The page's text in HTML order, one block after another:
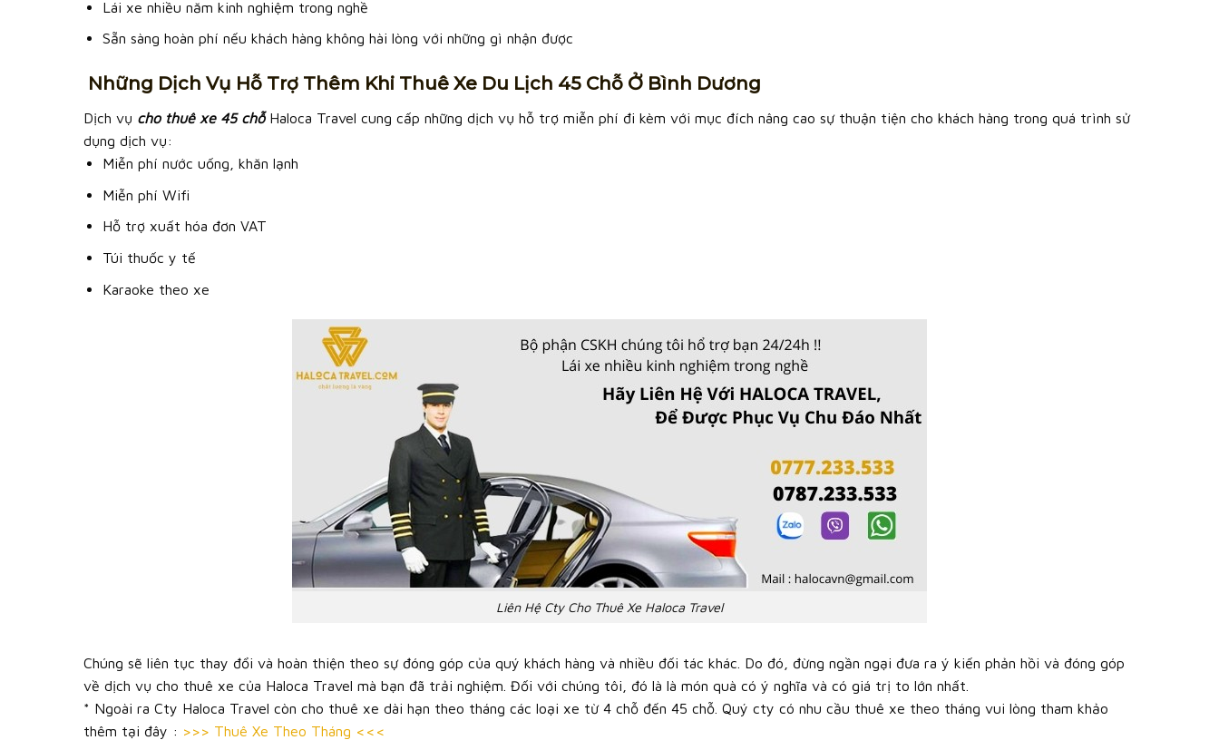
Lái xe nhiều năm kinh nghiệm trong nghề
Sẵn sàng hoàn phí nếu khách hàng không hài lòng với những gì nhận được
Những Dịch Vụ Hỗ Trợ Thêm Khi Thuê Xe Du Lịch 45 Chỗ Ở Bình Dương
Dịch vụ cho thuê xe 45 chỗHaloca Travel cung cấp những dịch vụ hỗ trợ miễn phí đi kèm với mục đích nâng cao sự thuận tiện cho khách hàng trong quá trình sử
dụng dịch vụ:
Miễn phí nước uống, khăn lạnh
Miễn phí Wifi
Hỗ trợ xuất hóa đơn VAT
Túi thuốc y tế
Karaoke theo xe
Liên Hệ Cty Cho Thuê Xe Haloca Travel
Chúng sẽ liên tục thay đổi và hoàn thiện theo sự đóng góp của quý khách hàng và nhiều đối tác khác. Do đó, đừng ngần ngại đưa ra ý kiến phản hồi và đóng góp
về dịch vụ cho thuê xe của Haloca Travel mà bạn đã trải nghiệm. Đối với chúng tôi, đó là là món quà có ý nghĩa và có giá trị to lớn nhất.
* Ngoài ra Cty Haloca Travel còn cho thuê xe dài hạn theo tháng các loại xe từ 4 chỗ đến 45 chỗ. Quý cty có nhu cầu thuê xe theo tháng vui lòng tham khảo
thêm tại đây : >>> Thuê Xe Theo Tháng <<<